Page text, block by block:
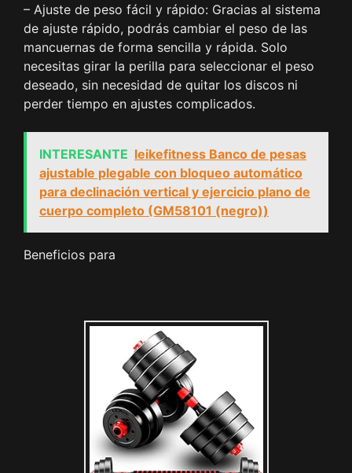
– Ajuste de peso fácil y rápido: Gracias al sistema
de ajuste rápido, podrás cambiar el peso de las
mancuernas de forma sencilla y rápida. Solo
necesitas girar la perilla para seleccionar el peso
deseado, sin necesidad de quitar los discos ni
perder tiempo en ajustes complicados.
INTERESANTE leikefitness Banco de pesas
ajustable plegable con bloqueo automático
para declinación vertical y ejercicio plano de
cuerpo completo (GM58101 (negro))
Beneficios para